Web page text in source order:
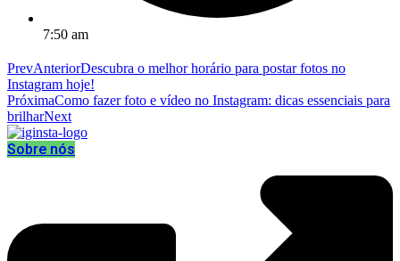
7:50 am
PrevAnteriorDescubra o melhor horário para postar fotos no
Instagram hoje!
PróximaComo fazer foto e vídeo no Instagram: dicas essenciais para
brilharNext
Sobre nós